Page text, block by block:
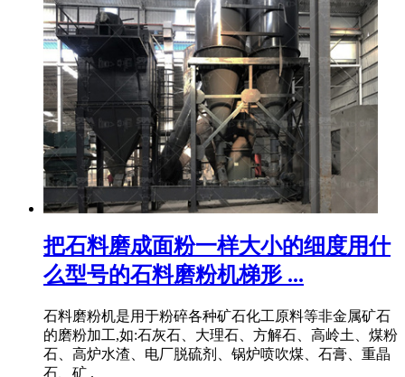
把石料磨成面粉一样大小的细度用什
么型号的石料磨粉机梯形 ...
石料磨粉机是用于粉碎各种矿石化工原料等非金属矿石
的磨粉加工,如:石灰石、大理石、方解石、高岭土、煤粉
石、高炉水渣、电厂脱硫剂、锅炉喷吹煤、石膏、重晶
石、矿 .